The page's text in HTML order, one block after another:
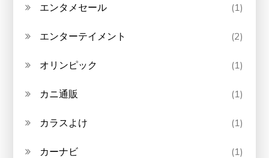
エンタメセール (1)
エンターテイメント (2)
オリンピック (1)
カニ通販 (1)
カラスよけ (1)
カーナビ (1)